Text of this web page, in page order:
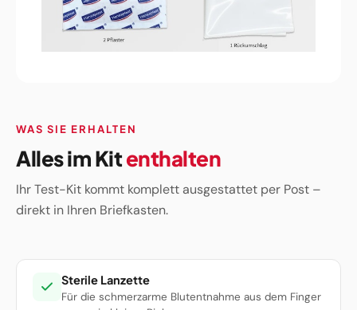
WAS SIE ERHALTEN
Alles im Kitenthalten
Ihr Test-Kit kommt komplett ausgestattet per Post –
direkt in Ihren Briefkasten.
Sterile Lanzette
Für die schmerzarme Blutentnahme aus dem Finger